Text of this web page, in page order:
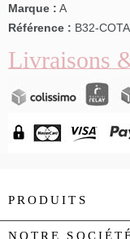
Marque : A
Référence : B32-
Livraisons
PRODUITS
NOTRE